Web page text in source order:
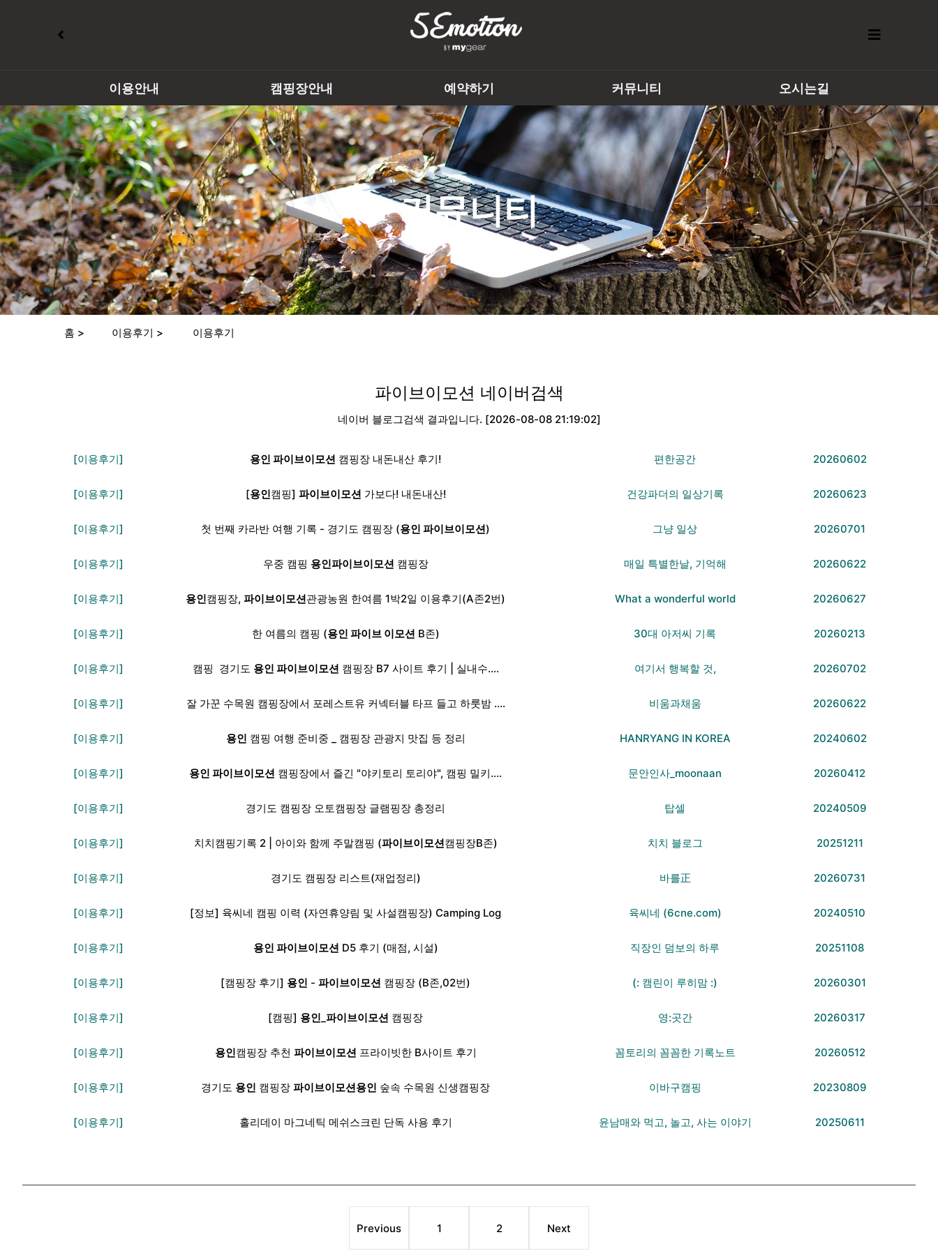
이용안내 캠핑장안내 예약하기 커뮤니티 오시는길
커뮤니티
홈 > 이용후기 > 이용후기
파이브이모션 네이버검색
네이버 블로그검색 결과입니다. [2026-08-08 21:19:02]
[이용후기] 용인 파이브이모션 캠핑장 내돈내산 후기! 편한공간 20260602
[이용후기] [용인캠핑] 파이브이모션 가보다! 내돈내산! 건강파더의 일상기록 20260623
[이용후기] 첫 번째 카라반 여행 기록 - 경기도 캠핑장 (용인 파이브이모션) 그냥 일상 20260701
[이용후기] 우중 캠핑 용인파이브이모션 캠핑장 매일 특별한날, 기억해 20260622
[이용후기] 용인캠핑장, 파이브이모션관광농원 한여름 1박2일 이용후기(A존2번) What a wonderful world 20260627
[이용후기] 한 여름의 캠핑 (용인 파이브 이모션 B존) 30대 아저씨 기록 20260213
[이용후기] 캠핑 ️ 경기도 용인 파이브이모션 캠핑장 B7 사이트 후기 | 실내수.... 여기서 행복할 것, 20260702
[이용후기] 잘 가꾼 수목원 캠핑장에서 포레스트유 커넥터블 타프 들고 하룻밤 .... 비움과채움 20260622
[이용후기] 용인 캠핑 여행 준비중 _ 캠핑장 관광지 맛집 등 정리 HANRYANG IN KOREA 20240602
[이용후기] 용인 파이브이모션 캠핑장에서 즐긴 "야키토리 토리야", 캠핑 밀키.... 문안인사_moonaan 20260412
[이용후기] 경기도 캠핑장 오토캠핑장 글램핑장 총정리 탑셀 20240509
[이용후기] 치치캠핑기록 2 | 아이와 함께 주말캠핑 (파이브이모션캠핑장B존) 치치 블로그 20251211
[이용후기] 경기도 캠핑장 리스트(재업정리) 바를正 20260731
[이용후기] [정보] 육씨네 캠핑 이력 (자연휴양림 및 사설캠핑장) Camping Log 육씨네 (6cne.com) 20240510
[이용후기] 용인 파이브이모션 D5 후기 (매점, 시설) 직장인 덤보의 하루 20251108
[이용후기] [캠핑장 후기] 용인 - 파이브이모션 캠핑장 (B존,02번) (: 캠린이 루히맘 :) 20260301
[이용후기] [캠핑] 용인 파이브이모션 캠핑장 영:곳간 20260317
[이용후기] 용인캠핑장 추천 파이브이모션 프라이빗한 B사이트 후기 꼼토리의 꼼꼼한 기록노트 20260512
[이용후기] 경기도 용인 캠핑장 파이브이모션용인 숲속 수목원 신생캠핑장 이바구캠핑 20230809
[이용후기] 홀리데이 마그네틱 메쉬스크린 단독 사용 후기 윤남매와 먹고, 놀고, 사는 이야기 20250611
Previous 1 2 Next